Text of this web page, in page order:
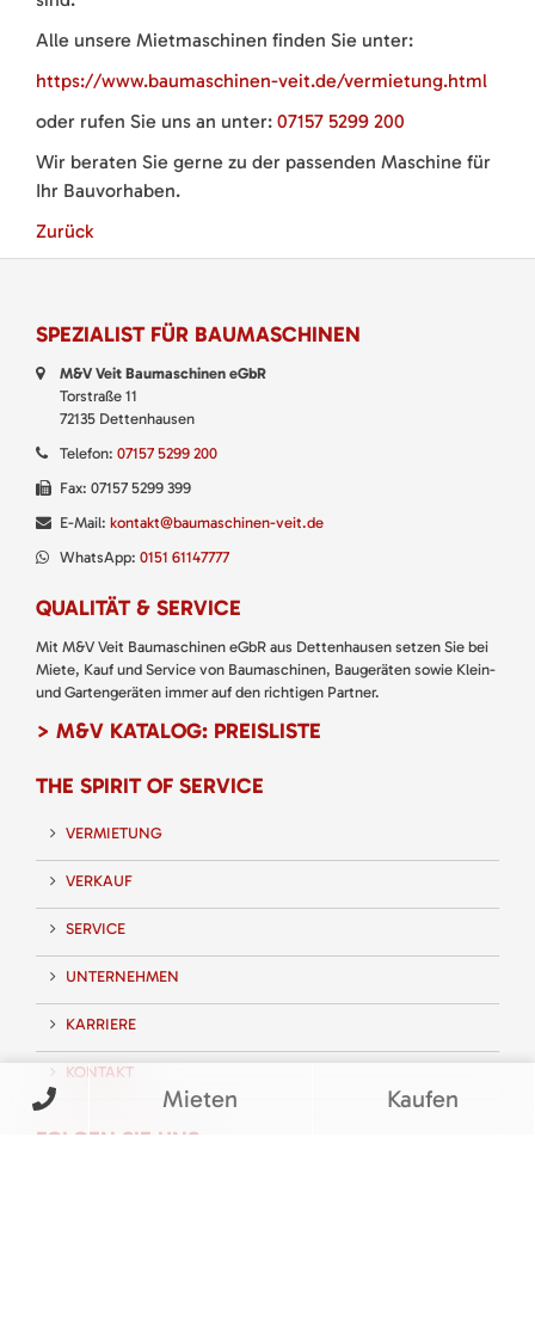
Alle unsere Mietmaschinen finden Sie unter:
https://www.baumaschinen-veit.de/vermietung.html
oder rufen Sie uns an unter: 07157 5299 200
Wir beraten Sie gerne zu der passenden Maschine für
Ihr Bauvorhaben.
Zurück
SPEZIALIST FÜR BAUMASCHINEN
M&V Veit Baumaschinen eGbR
Torstraße 11
72135 Dettenhausen
Telefon: 07157 5299 200
Fax: 07157 5299 399
E-Mail: kontakt@baumaschinen-veit.de
WhatsApp: 0151 61147777
QUALITÄT & SERVICE
Mit M&V Veit Baumaschinen eGbR aus Dettenhausen setzen Sie bei
Miete, Kauf und Service von Baumaschinen, Baugeräten sowie Klein-
und Gartengeräten immer auf den richtigen Partner.
> M&V KATALOG: PREISLISTE
THE SPIRIT OF SERVICE
VERMIETUNG
VERKAUF
SERVICE
UNTERNEHMEN
KARRIERE
KONTAKT
FOLGEN SIE UNS
Mieten Kaufen